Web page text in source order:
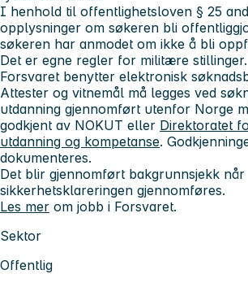
I henhold til offentlighetsloven § 25
opplysninger om søkeren bli
søkeren har anmodet om ikke å bli
Det er egne regler for militære stillinger.
Forsvaret benytter elektronisk
Attester og vitnemål må legges ved
utdanning gjennomført utenfor Norge
godkjent av NOKUT eller Direktoratet
utdanning og kompetanse.
dokumenteres.
Det blir gjennomført bakgrunnsjekk når
sikkerhetsklareringen gjennomføres.
Les mer om jobb i Forsvaret.
Sektor
Offentlig